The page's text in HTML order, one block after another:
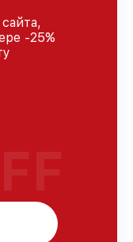
-25%